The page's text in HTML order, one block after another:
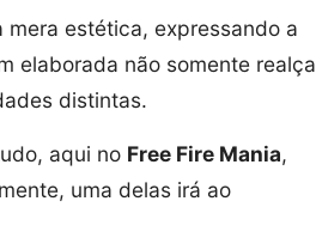
mera estética, expressando a
elaborada não somente realça
distintas.
aqui no Free Fire Mania,
uma delas irá ao